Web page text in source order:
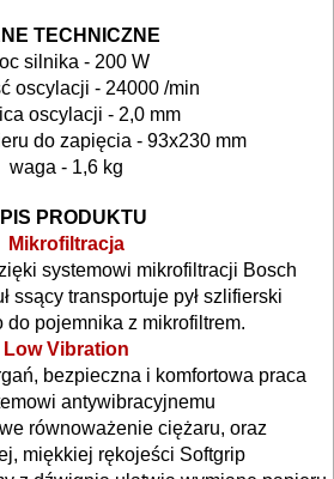
TECHNICZNE
silnika - 200 W
oscylacji - 24000 /min
oscylacji - 2,0 mm
do zapięcia - 93x230 mm
waga - 1,6 kg
PRODUKTU
Mikrofiltracja
systemowi mikrofiltracji Bosch
ssący transportuje pył szlifierski
do pojemnika z mikrofiltrem.
Low Vibration
bezpieczna i komfortowa praca
antywibracyjnemu
równoważenie ciężaru, oraz
miękkiej rękojeści Softgrip